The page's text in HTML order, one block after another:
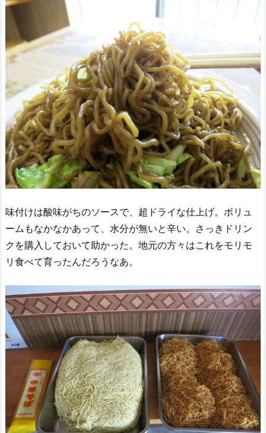
味付けは酸味がちのソースで、超ドライな仕上げ。ボリュ
ームもなかなかあって、水分が無いと辛い。さっきドリン
クを購入しておいて助かった。地元の方々はこれをモリモ
リ食べて育ったんだろうなあ。